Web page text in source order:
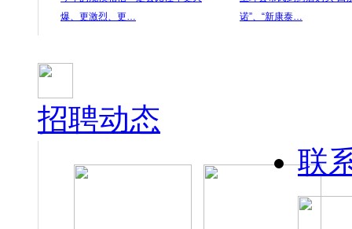
爆、更激烈、更…
诺”、“新康泰…
招聘动态
联